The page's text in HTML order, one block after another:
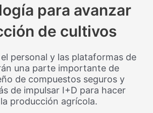
para avanzar
de cultivos
personal y las plataformas de
una parte importante de
de compuestos seguros y
de impulsar I+D para hacer
producción agrícola.